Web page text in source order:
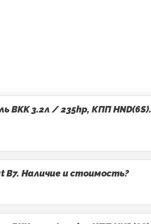
BKK 3.2л / 235hp, КПП HND(6S).
B7. Наличие и стоимость?